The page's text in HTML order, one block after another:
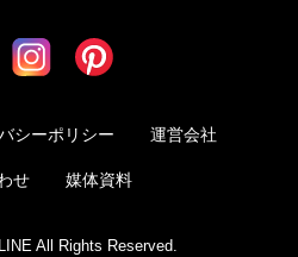
シーポリシー 運営会社
せ 媒体資料
All Rights Reserved.